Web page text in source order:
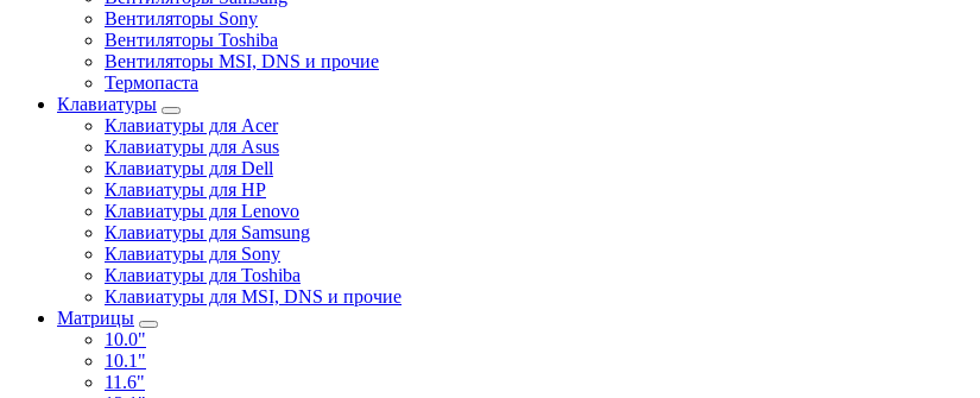
Вентиляторы Sony
Вентиляторы Toshiba
Вентиляторы MSI, DNS и прочие
Термопаста
Клавиатуры
Клавиатуры для Acer
Клавиатуры для Asus
Клавиатуры для Dell
Клавиатуры для HP
Клавиатуры для Lenovo
Клавиатуры для Samsung
Клавиатуры для Sony
Клавиатуры для Toshiba
Клавиатуры для MSI, DNS и прочие
Матрицы
10.0"
10.1"
11.6"